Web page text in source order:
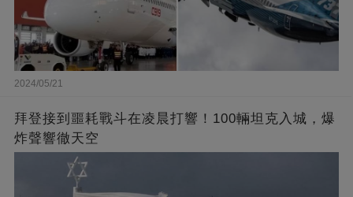
2024/05/21
拜登接到噩耗戰斗在凌晨打響！100輛坦克入城，爆
炸聲響徹天空